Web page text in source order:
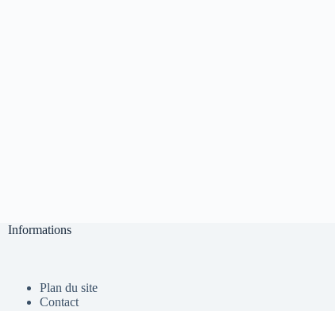
Informations
Plan du site
Contact